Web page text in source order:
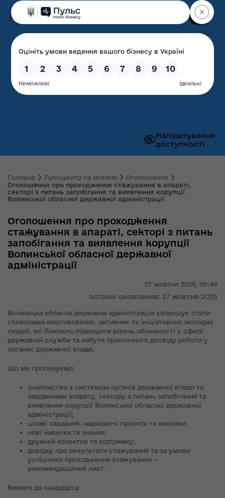
Налаштування
доступності
Волинська обласна
державна адміністрація
Головна Пресцентр та новини
Оголошення
Оголошення про проходження стажування в апараті,
секторі з питань запобігання та виявлення корупції
Волинської обласної державної адміністрації
27 жовтня 2025, 09:46
останні оновлення: 27 жовтня 2025
Оголошення про проходження
стажування в апараті, секторі з питань
запобігання та виявлення корупції
Волинської обласної державної
адміністрації
Волинська обласна державна адміністрація запрошує стати
стажерами вмотивованих, активних та ініціативних молодих
людей, які бажають підвищити рівень обізнаності у сфері
державної служби та набути практичного досвіду роботи у
органах державної влади.
Що ми пропонуємо:
знайомство з системою органів державної влади та
завданнями апарату, сектору з питань запобігання та
виявлення корупції Волинської обласної державної
адміністрації;
цікаві завдання, надихаючі проєкти та виклики;
нові навички та знання;
дружній колектив та підтримку;
довідку про результати стажування та за умови
успішного проходження стажування –
рекомендаційний лист.
Вимоги до кандидата: